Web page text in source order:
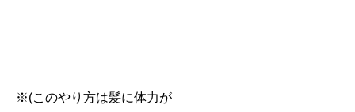
※(このやり方は髪に体力が